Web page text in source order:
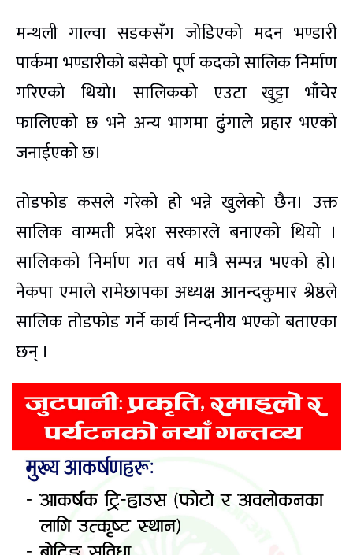
मन्थली गाल्वा सडकसँग जोडिएको मदन भण्डारी
पार्कमा भण्डारीको बसेको पूर्ण कदको सालिक निर्माण
गरिएको थियो। सालिकको एउटा खुट्टा भाँचेर
फालिएको छ भने अन्य भागमा ढुंगाले प्रहार भएको
जनाईएको छ।
तोडफोड कसले गरेको हो भन्ने खुलेको छैन। उक्त
सालिक वाग्मती प्रदेश सरकारले बनाएको थियो ।
सालिकको निर्माण गत वर्ष मात्रै सम्पन्न भएको हो।
नेकपा एमाले रामेछापका अध्यक्ष आनन्दकुमार श्रेष्ठले
सालिक तोडफोड गर्ने कार्य निन्दनीय भएको बताएका
छन् ।